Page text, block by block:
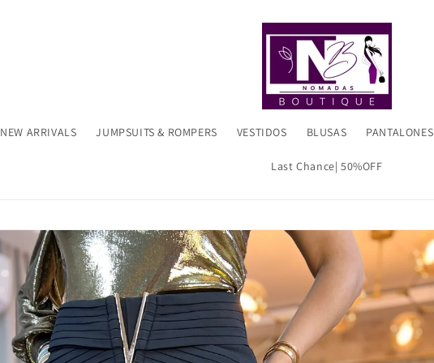
NEW ARRIVALS JUMPSUITS & ROMPERS VESTIDOS BLUSAS PANTALONES
Last Chance| 50%OFF